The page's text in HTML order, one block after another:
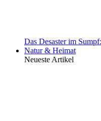
Das Desaster im
Natur & Heimat
Neueste Artikel